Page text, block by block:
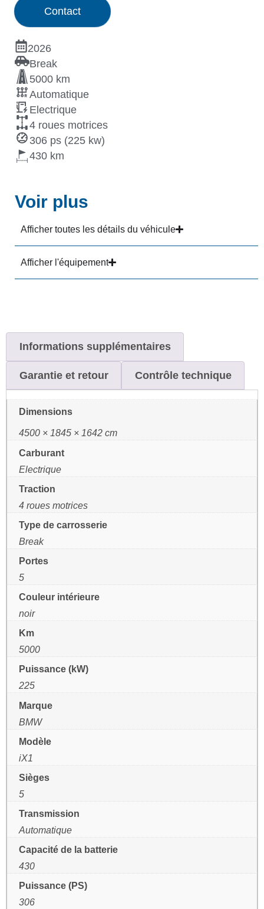
Contact
2026
Break
5000 km
Automatique
Electrique
4 roues motrices
306 ps (225 kw)
430
Voir plus
Afficher toutes les détails du véhicule
Afficher l'équipement
Informations supplémentaires
Garantie et retour Contrôle technique
Dimensions
4500 × 1845 × 1642 cm
Carburant
Electrique
Traction
4 roues motrices
Type de carrosserie
Break
Portes
5
Couleur intérieure
noir
Km
5000
Puissance (kW)
225
Marque
BMW
Modèle
iX1
Sièges
5
Transmission
Automatique
Capacité de la batterie
430
Puissance (PS)
306